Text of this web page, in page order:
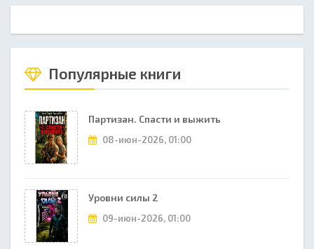
Популярные книги
Партизан. Спасти и выжить
08-июн-2026, 01:00
Уровни силы 2
09-июн-2026, 01:00